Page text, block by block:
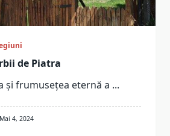
de Piatra
și frumusețea eternă a ...
Mai 4, 2024